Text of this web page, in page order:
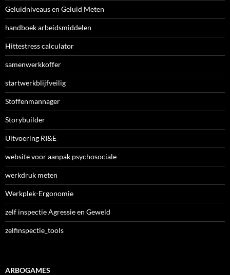
Geluidniveaus en Geluid Meten
handboek arbeidsmiddelen
Hittestress calculator
samenwerkkoffer
startwerkblijfveilig
Stoffenmannager
Storybuilder
Uitvoering RI&E
website voor aanpak psychosociale
werkdruk meten
Werkplek-Ergonomie
zelf inspectie Agressie en Geweld
zelfinspectie_tools
ARBOGAMES